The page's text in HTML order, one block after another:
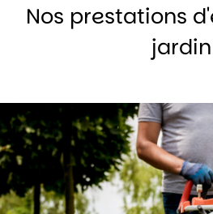
Nos prestations
jardin